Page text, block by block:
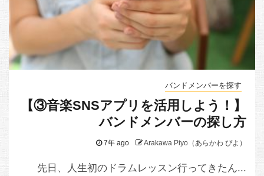
バンドメンバーを探す
【③音楽SNSアプリを活用しよう！】
バンドメンバーの探し方
7年 ago Arakawa Piyo（あらかわ ぴよ）
先日、人生初のドラムレッスン行ってきたん...